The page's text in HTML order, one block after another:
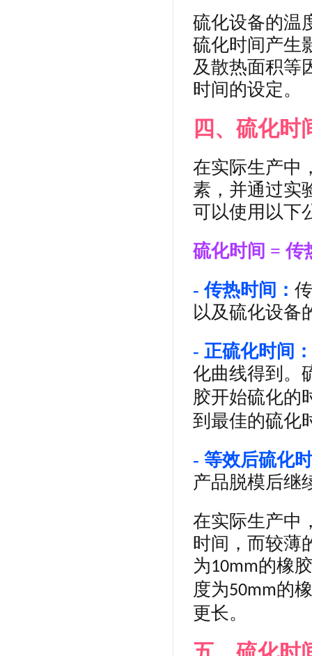
硫化设备的温
硫化时间产生
及散热面积等
时间的设定。
四、硫化时
在实际生产中
素，并通过实
可以使用以下
硫化时间 = 传
- 传热时间：
以及硫化设备
- 正硫化时间：
化曲线得到。
胶开始硫化的
到最佳的硫化
- 等效后硫化
产品脱模后继
在实际生产中
时间，而较薄
为10mm的橡
度为50mm的
更长。